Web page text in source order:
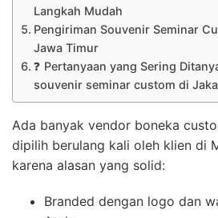
Langkah Mudah
Pengiriman Souvenir Seminar
Jawa Timur
❓ Pertanyaan yang Sering
souvenir seminar custom di
Ada banyak vendor boneka
dipilih berulang kali oleh klien di
karena alasan yang solid:
Branded dengan logo dan